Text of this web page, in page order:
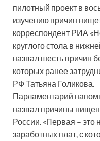
пилотный проект в
изучению причин
корреспондент РИА
круглого стола в
назвал шесть причин
которых ранее
РФ Татьяна Голикова.
Парламентарий
назвал причины
России. «Первая – это
заработных плат, с